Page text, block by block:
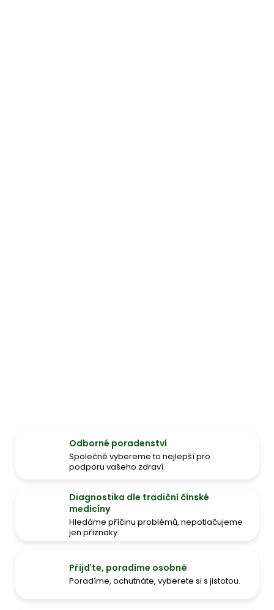
Odborné poradenství
Společně vybereme to nejlepší pro
podporu vašeho zdraví.
Diagnostika dle tradiční čínské
medicíny
Hledáme příčinu problémů, nepotlačujeme
jen příznaky.
Přijďte, poradíme osobně
Poradíme, ochutnáte, vyberete si s jistotou.